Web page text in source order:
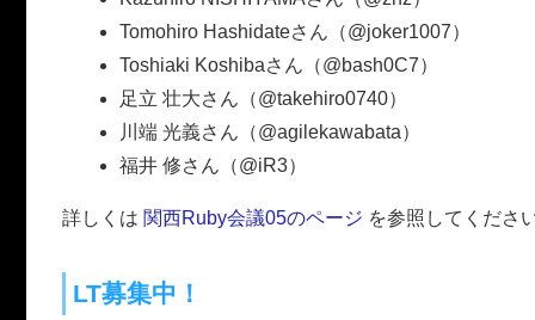
Tomohiro Hashidateさん（@joker1007）
Toshiaki Koshibaさん（@bash0C7）
足立 壮大さん（@takehiro0740）
川端 光義さん（@agilekawabata）
福井 修さん（@iR3）
詳しくは 関西Ruby会議05のページ を参照してください
LT募集中！